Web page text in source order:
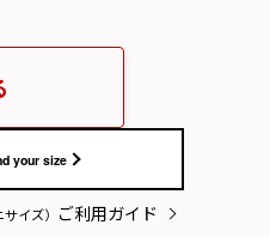
your size
サイズ） ご利用ガイド